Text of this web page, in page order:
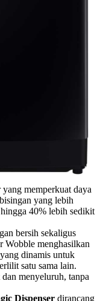
memperkuat daya
yang lebih
40% lebih sedikit
bersih sekaligus
Wobble menghasilkan
dinamis untuk
satu sama lain.
menyeluruh, tanpa
Dispenser dirancang